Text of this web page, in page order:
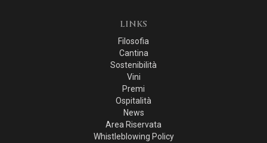
LINKS
Filosofia
Cantina
Sostenibilità
Vini
Premi
Ospitalità
News
Area Riservata
Whistleblowing Policy